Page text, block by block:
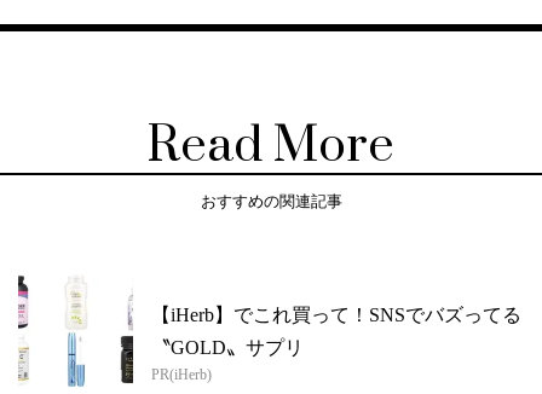
Read More
おすすめの関連記事
【iHerb】でこれ買って！SNSでバズってる
〝GOLD〟サプリ
PR(iHerb)